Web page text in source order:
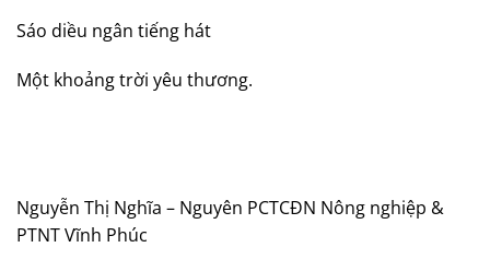
Sáo diều ngân tiếng hát
Một khoảng trời yêu thương.
Nguyễn Thị Nghĩa – Nguyên PCTCĐN Nông nghiệp &
PTNT Vĩnh Phúc